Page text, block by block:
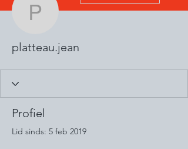
platteau.jean
platteau.jean
Profiel
Lid sinds: 5 feb 2019